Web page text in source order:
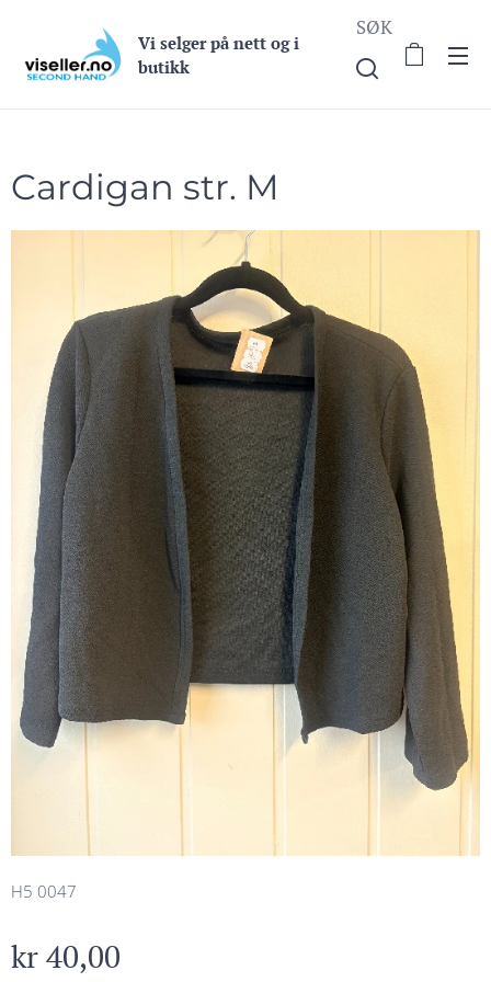
Vi selger på nett og i
butikk
SØK
Cardigan str. M
H5 0047
kr40,00